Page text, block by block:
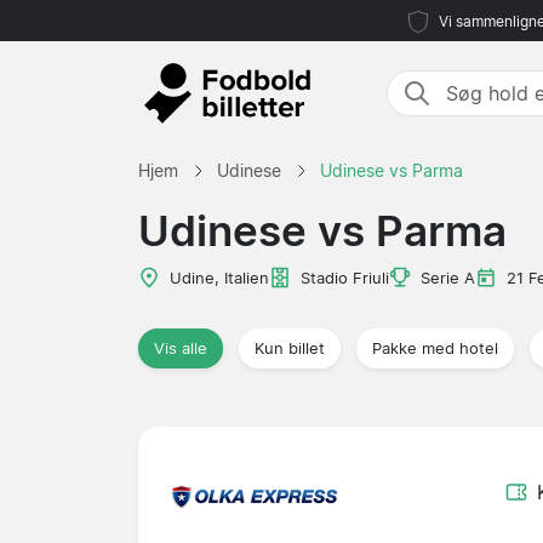
Vi
Hjem Udinese Udinese vs Parma
Udinese vs Parma
Udine, Italien Stadio Friuli Serie A 21
Vis alle Kun billet Pakke med hotel